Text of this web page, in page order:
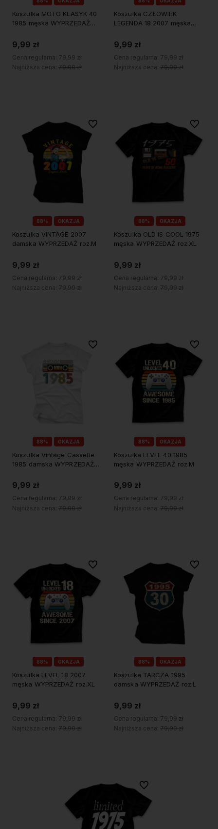
Koszulka MOTO KLASYK 40
1985 męska WYPRZEDAŻ
9,99 zł
Cena regularna: 79,99 zł
Najniższa cena: 79,99 zł
Koszulka CZŁOWIEK
LEGENDA 18 2007 męska
9,99 zł
Cena regularna: 79,99 zł
Najniższa cena: 79,99 zł
88% OKAZJA
Koszulka VINTAGE 2007
damska WYPRZEDAŻ roz.M
9,99 zł
Cena regularna: 79,99 zł
Najniższa cena: 79,99 zł
Do ulubionych
88% OKAZJA
Koszulka OLD IS COOL 1975
męska WYPRZEDAŻ roz.XL
9,99 zł
Cena regularna: 79,99 zł
Najniższa cena: 79,99 zł
Do
88% OKAZJA
Koszulka Vintage Cassette
1985 damska WYPRZEDAŻ
9,99 zł
Cena regularna: 79,99 zł
Najniższa cena: 79,99 zł
Do ulubionych
88% OKAZJA
Koszulka LEVEL 40 1985
męska WYPRZEDAŻ roz.M
9,99 zł
Cena regularna: 79,99 zł
Najniższa cena: 79,99 zł
Do
88% OKAZJA
Koszulka LEVEL 18 2007
męska WYPRZEDAŻ roz.XL
9,99 zł
Cena regularna: 79,99 zł
Najniższa cena: 79,99 zł
Do ulubionych
88% OKAZJA
Koszulka TARCZA 1995
damska WYPRZEDAŻ roz.L
9,99 zł
Cena regularna: 79,99 zł
Najniższa cena: 79,99 zł
Do
Do ulubionych